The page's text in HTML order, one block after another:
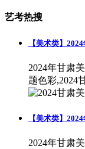
艺考热搜
【美术类】
2024年甘肃
题色彩,2024
【美术类】
2024年甘肃